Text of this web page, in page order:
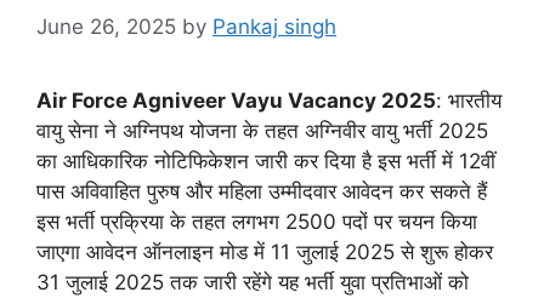
June 26, 2025 by Pankaj singh
Air Force Agniveer Vayu Vacancy 2025: भारतीय
वायु सेना ने अग्निपथ योजना के तहत अग्निवीर वायु भर्ती 2025
का आधिकारिक नोटिफिकेशन जारी कर दिया है इस भर्ती में 12वीं
पास अविवाहित पुरुष और महिला उम्मीदवार आवेदन कर सकते हैं
इस भर्ती प्रक्रिया के तहत लगभग 2500 पदों पर चयन किया
जाएगा आवेदन ऑनलाइन मोड में 11 जुलाई 2025 से शुरू होकर
31 जुलाई 2025 तक जारी रहेंगे यह भर्ती युवा प्रतिभाओं को